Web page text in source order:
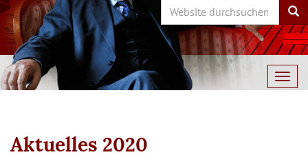
Search
Aktuelles 2020